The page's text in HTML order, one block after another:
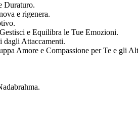
Duraturo.
e rigenera.
e Equilibra le Tue Emozioni.
dagli Attaccamenti.
Amore e Compassione per Te e gli